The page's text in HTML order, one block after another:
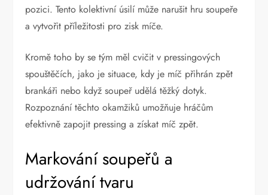
pozici. Tento kolektivní úsilí může narušit hru soupeře
a vytvořit příležitosti pro zisk míče.
Kromě toho by se tým měl cvičit v pressingových
spouštěčích, jako je situace, kdy je míč přihrán zpět
brankáři nebo když soupeř udělá těžký dotyk.
Rozpoznání těchto okamžiků umožňuje hráčům
efektivně zapojit pressing a získat míč zpět.
Markování soupeřů a
udržování tvaru